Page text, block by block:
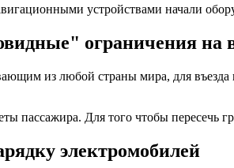
устройствами начали
ограничения на
из любой страны мира, для
пассажира. Для того чтобы
электромобилей